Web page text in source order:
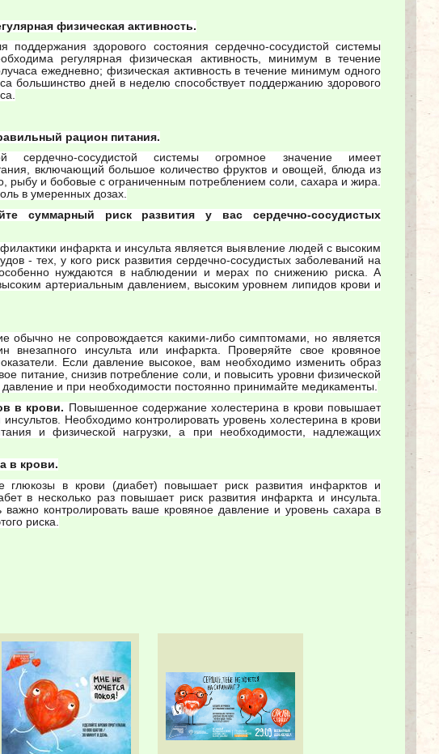
физическая активность.
поддержания здорового состояния сердечно-сосудистой системы
регулярная физическая активность, минимум в течение
ежедневно; физическая активность в течение минимум одного
большинство дней в неделю способствует поддержанию здорового
рацион питания.
сердечно-сосудистой системы огромное значение имеет
включающий большое количество фруктов и овощей, блюда из
рыбу и бобовые с ограниченным потреблением соли, сахара и жира.
в умеренных дозах.
суммарный риск развития у вас сердечно-сосудистых
инфаркта и инсульта является выявление людей с высоким
- тех, у кого риск развития сердечно-сосудистых заболеваний на
нуждаются в наблюдении и мерах по снижению риска. А
артериальным давлением, высоким уровнем липидов крови и
обычно не сопровождается какими-либо симптомами, но является
внезапного инсульта или инфаркта. Проверяйте свое кровяное
Если давление высокое, вам необходимо изменить образ
питание, снизив потребление соли, и повысить уровни физической
давление и при необходимости постоянно принимайте медикаменты.
в крови. Повышенное содержание холестерина в крови повышает
Необходимо контролировать уровень холестерина в крови
и физической нагрузки, а при необходимости, надлежащих
в крови.
глюкозы в крови (диабет) повышает риск развития инфарктов и
в несколько раз повышает риск развития инфаркта и инсульта.
важно контролировать ваше кровяное давление и уровень сахара в
риска.